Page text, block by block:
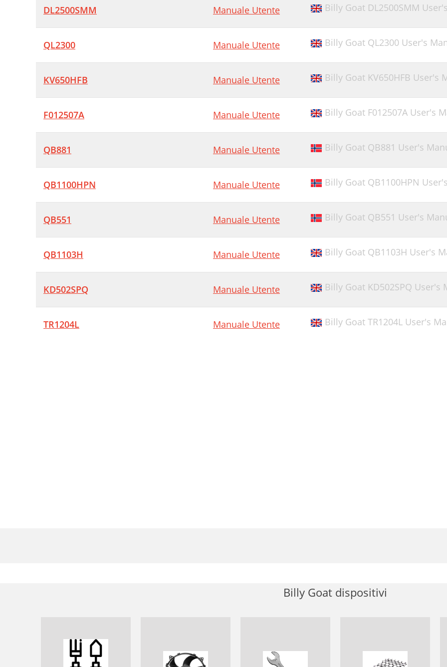
DL2500SMM Manuale Utente Billy Goat DL2500SMM
QL2300 Manuale Utente Billy Goat QL2300 User's
KV650HFB Manuale Utente Billy Goat KV650HFB User's
F012507A Manuale Utente Billy Goat F012507A User's
QB881 Manuale Utente Billy Goat QB881 User's
QB1100HPN Manuale Utente Billy Goat QB1100HPN
QB551 Manuale Utente Billy Goat QB551 User's
QB1103H Manuale Utente Billy Goat QB1103H User's
KD502SPQ Manuale Utente Billy Goat KD502SPQ User's
TR1204L Manuale Utente Billy Goat TR1204L User's
Billy Goat dispositivi